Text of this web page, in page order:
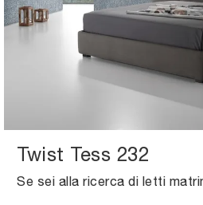
Twist Tess 232